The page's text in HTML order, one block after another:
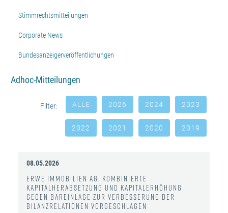
Stimmrechtsmitteilungen
Corporate News
Bundesanzeigerveröffentlichungen
Adhoc-Mitteilungen
Filter: ALLE 2026 2024 2023
2022 2021 2020 2019
08.05.2026
ERWE Immobilien AG: Kombinierte
Kapitalherabsetzung und Kapitalerhöhung
gegen Bareinlage zur Verbesserung der
Bilanzrelationen vorgeschlagen